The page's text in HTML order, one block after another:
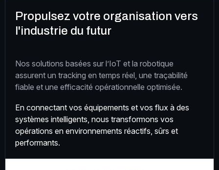
Propulsez votre organisation vers
l'industrie du futur
Nos solutions basées sur l’IoT et la robotique
assurent un tracking en temps réel, une traçabilité
fiable et une efficacité opérationnelle optimisée.
En connectant vos équipements et vos flux à des
systèmes intelligents, nous transformons vos
opérations en environnements réactifs, sûrs et
performants.